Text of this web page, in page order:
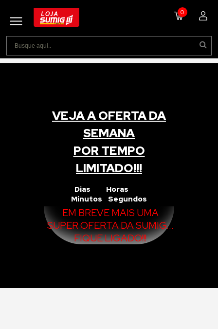
0
VEJA A OFERTA DA
SEMANA
POR TEMPO
LIMITADO!!!
Dias Horas
Minutos Segundos
EM BREVE MAIS UMA
SUPER OFERTA DA SUMIG...
FIQUE LIGADO!!!